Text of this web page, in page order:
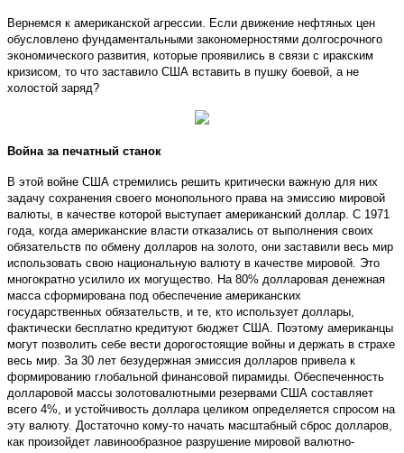
Вернемся к американской агрессии. Если движение нефтяных цен
обусловлено фундаментальными закономерностями долгосрочного
экономического развития, которые проявились в связи с иракским
кризисом, то что заставило США вставить в пушку боевой, а не
холостой заряд?
Война за печатный станок
В этой войне США стремились решить критически важную для них
задачу сохранения своего монопольного права на эмиссию мировой
валюты, в качестве которой выступает американский доллар. С 1971
года, когда американские власти отказались от выполнения своих
обязательств по обмену долларов на золото, они заставили весь мир
использовать свою национальную валюту в качестве мировой. Это
многократно усилило их могущество. На 80% долларовая денежная
масса сформирована под обеспечение американских
государственных обязательств, и те, кто использует доллары,
фактически бесплатно кредитуют бюджет США. Поэтому американцы
могут позволить себе вести дорогостоящие войны и держать в страхе
весь мир. За 30 лет безудержная эмиссия долларов привела к
формированию глобальной финансовой пирамиды. Обеспеченность
долларовой массы золотовалютными резервами США составляет
всего 4%, и устойчивость доллара целиком определяется спросом на
эту валюту. Достаточно кому-то начать масштабный сброс долларов,
как произойдет лавинообразное разрушение мировой валютно-